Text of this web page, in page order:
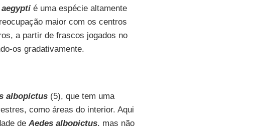
é uma espécie altamente
maior com os centros
a partir de frascos jogados no
os gradativamente.
albopictus(5), que tem uma
como áreas do interior. Aqui
de Aedes albopictus, mas não